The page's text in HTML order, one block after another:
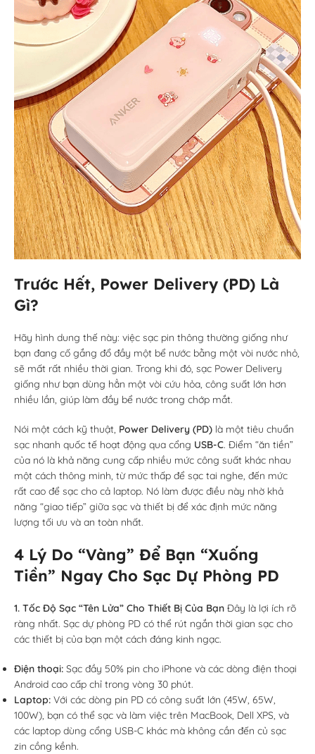
Trước Hết, Power Delivery (PD) Là
Gì?
Hãy hình dung thế này: việc sạc pin thông thường giống như
bạn đang cố gắng đổ đầy một bể nước bằng một vòi nước nhỏ,
sẽ mất rất nhiều thời gian. Trong khi đó, sạc Power Delivery
giống như bạn dùng hẳn một vòi cứu hỏa, công suất lớn hơn
nhiều lần, giúp làm đầy bể nước trong chớp mắt.
Nói một cách kỹ thuật, Power Delivery (PD) là một tiêu chuẩn
sạc nhanh quốc tế hoạt động qua cổng USB-C. Điểm “ăn tiền”
của nó là khả năng cung cấp nhiều mức công suất khác nhau
một cách thông minh, từ mức thấp để sạc tai nghe, đến mức
rất cao để sạc cho cả laptop. Nó làm được điều này nhờ khả
năng “giao tiếp” giữa sạc và thiết bị để xác định mức năng
lượng tối ưu và an toàn nhất.
4 Lý Do “Vàng” Để Bạn “Xuống
Tiền” Ngay Cho Sạc Dự Phòng PD
1. Tốc Độ Sạc “Tên Lửa” Cho Thiết Bị Của Bạn Đây là lợi ích rõ
ràng nhất. Sạc dự phòng PD có thể rút ngắn thời gian sạc cho
các thiết bị của bạn một cách đáng kinh ngạc.
Điện thoại: Sạc đầy 50% pin cho iPhone và các dòng điện thoại
Android cao cấp chỉ trong vòng 30 phút.
Laptop: Với các dòng pin PD có công suất lớn (45W, 65W,
100W), bạn có thể sạc và làm việc trên MacBook, Dell XPS, và
các laptop dùng cổng USB-C khác mà không cần đến củ sạc
zin cồng kềnh.